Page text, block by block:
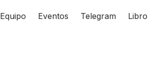
Equipo Eventos Telegram Libro